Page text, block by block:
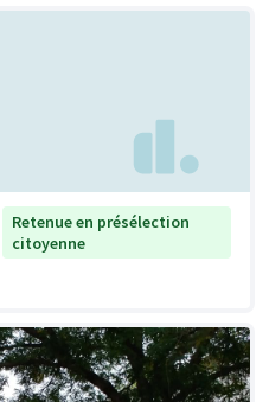
Retenue en présélection
citoyenne